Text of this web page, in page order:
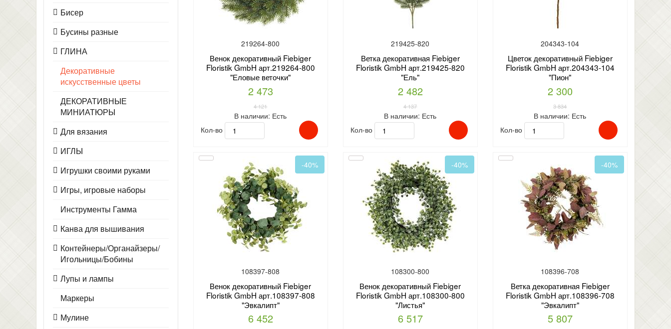
Бисер
Бусины разные
ГЛИНА
Декоративные
искусственные цветы
ДЕКОРАТИВНЫЕ
МИНИАТЮРЫ
Для вязания
ИГЛЫ
Игрушки своими руками
Игры, игровые наборы
Инструменты Гамма
Канва для вышивания
Контейнеры/Органайзеры/
Игольницы/Бобины
Лупы и лампы
Маркеры
Мулине
219264-800
Венок декоративный Fiebiger
Floristik GmbH арт.219264-800
"Еловые веточки"
2 473
4 121
В наличии: Есть
Кол-во
219425-820
Ветка декоративная Fiebiger
Floristik GmbH арт.219425-820
"Ель"
2 482
4 137
В наличии: Есть
Кол-во
204343-104
Цветок декоративный Fiebiger
Floristik GmbH арт.204343-104
"Пион"
2 300
3 834
В наличии: Есть
Кол-во
-40%
108397-808
Венок декоративный Fiebiger
Floristik GmbH арт.108397-808
"Эвкалипт"
6 452
-40%
108300-800
Венок декоративный Fiebiger
Floristik GmbH арт.108300-800
"Листья"
6 517
-40%
108396-708
Ветка декоративная Fiebiger
Floristik GmbH арт.108396-708
"Эвкалипт"
5 807